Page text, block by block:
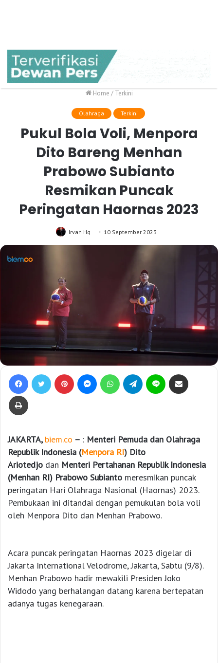
Home / Terkini
Olahraga Terkini
Pukul Bola Voli, Menpora
Dito Bareng Menhan
Prabowo Subianto
Resmikan Puncak
Peringatan Haornas 2023
Irvan Hq 10 September 2023
JAKARTA,biem.co – : Menteri Pemuda dan Olahraga
Republik Indonesia (Menpora RI) Dito
Ariotedjo dan Menteri Pertahanan Republik Indonesia
(Menhan RI) Prabowo Subianto meresmikan puncak
peringatan Hari Olahraga Nasional (Haornas) 2023.
Pembukaan ini ditandai dengan pemukulan bola voli
oleh Menpora Dito dan Menhan Prabowo.
Acara puncak peringatan Haornas 2023 digelar di
Jakarta International Velodrome, Jakarta, Sabtu (9/8).
Menhan Prabowo hadir mewakili Presiden Joko
Widodo yang berhalangan datang karena bertepatan
adanya tugas kenegaraan.